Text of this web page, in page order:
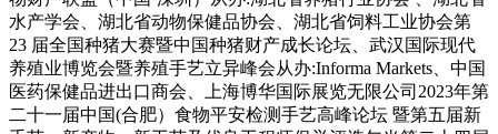
水产学会、湖北省动物保健品协会、湖北省饲料工业协会第
23 届全国种猪大赛暨中国种猪财产成长论坛、武汉国际现代
养殖业博览会暨养殖手艺立异峰会从办:Informa Markets、中国
医药保健品进出口商会、上海博华国际展览无限公司2023年第
二十一届中国(合肥）食物平安检测手艺高峰论坛 暨第五届新